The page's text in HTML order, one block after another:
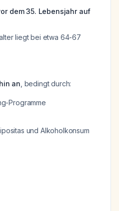
dem 35. Lebensjahr auf
liegt bei etwa 64-67
an , bedingt durch:
Programme
und Alkoholkonsum